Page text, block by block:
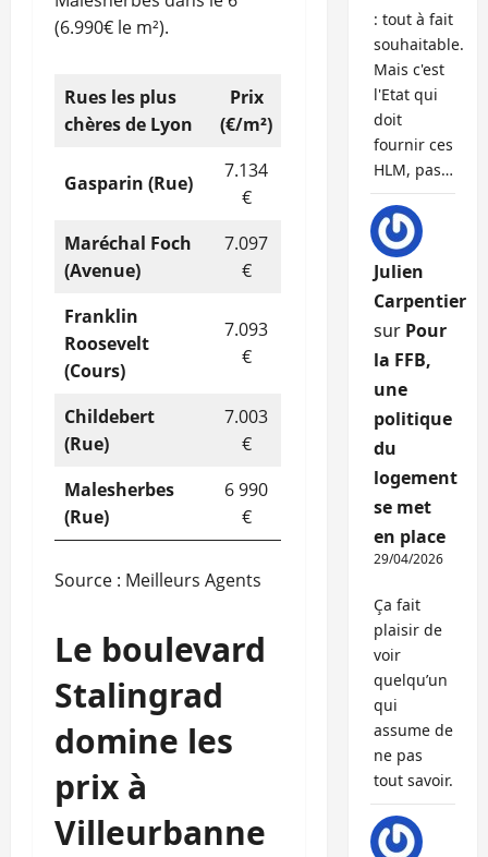
(6.990€ le m²).
Rues les plus
chèresde Lyon
Prix
(€/m²)
Gasparin (Rue)
7.134
€
Maréchal Foch
(Avenue)
7.097
€
Franklin
Roosevelt
(Cours)
7.093
€
Childebert
(Rue)
7.003
€
Malesherbes
(Rue)
6 990
€
Source : Meilleurs Agents
Le boulevard
Stalingrad
domine les
prix à
Villeurbanne
: tout à fait
souhaitable.
Mais c'est
l'Etat qui
doit
fournir ces
HLM, pas…
Julien
Carpentier
sur Pour
la FFB,
une
politique
du
logement
se met
en place
29/04/2026
Ça fait
plaisir de
voir
quelqu’un
qui
assume de
ne pas
tout savoir.